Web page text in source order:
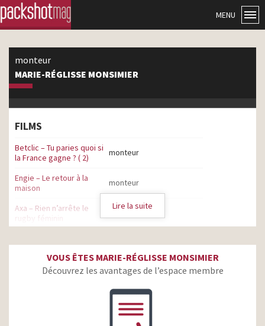
MENU
monteur
MARIE-RÉGLISSE MONSIMIER
FILMS
Betclic – Tu paries quoi si
la France gagne ? ( 2)
monteur
Engie – Le retour à la
maison
monteur
Axa – Rien n’arrête le
rugby féminin
KFC – Nuggets-
Croustillant à l’extérieur,
monteur
monteur
Lire la suite
VOUS ÊTES MARIE-RÉGLISSE MONSIMIER
Découvrez les avantages de l’espace membre